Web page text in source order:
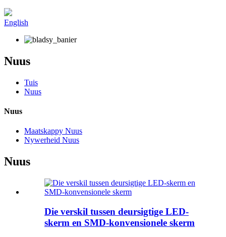
English
Nuus
Tuis
Nuus
Nuus
Maatskappy Nuus
Nywerheid Nuus
Nuus
Die verskil tussen deursigtige LED-
skerm en SMD-konvensionele skerm